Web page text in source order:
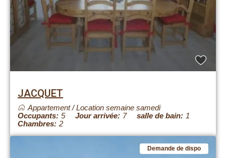
JACQUET
Appartement/Location semaine samedi
Occupants: 5 Jour arrivée: 7 salle de bain: 1
Chambres: 2
Demande de dispo